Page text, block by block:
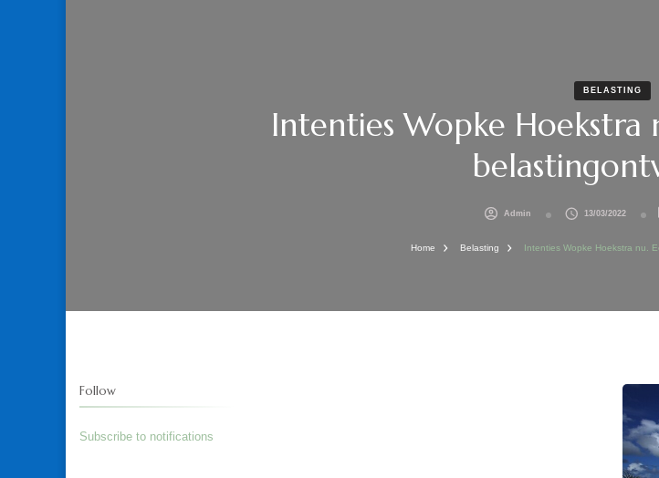
BELASTING
Intenties Wopke Hoekstra
Admin 13/03/2022
Home Belasting Intenties Wopke Hoekstra nu.
Follow
Subscribe to notifications